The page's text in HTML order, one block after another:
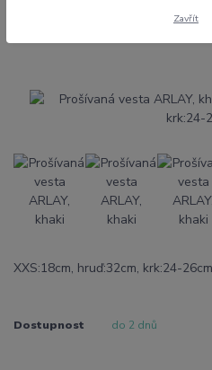
XXS:18cm,
XXS:18cm, hruď:32cm, krk:24-26cm
Dostupnost do 2 dnů
Zavřít